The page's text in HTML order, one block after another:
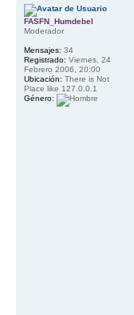
FASFN_Humdebel
Moderador
Mensajes: 34
Registrado: Viernes, 24
Febrero 2006, 20:00
Ubicación: There is Not
Place like 127.0.0.1
Género: